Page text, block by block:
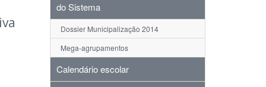
do Sistema
Dossier Municipalização 2014
Mega-agrupamentos
Calendário escolar